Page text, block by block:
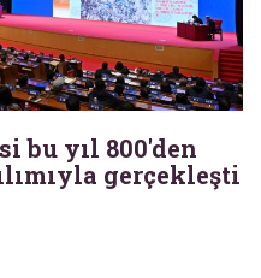
bu yıl 800'den
gerçekleşti